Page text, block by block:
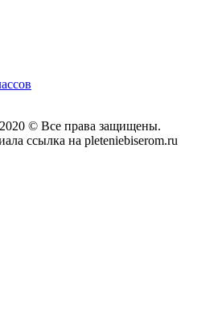
© Все права защищены.
ссылка на pleteniebiserom.ru